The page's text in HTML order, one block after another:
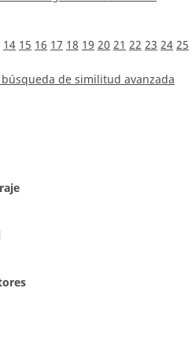
14 15 16 17 18 19 20 21 22 23 24 25
de similitud avanzada